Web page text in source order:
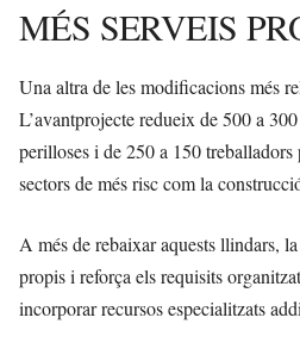
MÉS SERVEIS
Una altra de les modificacions més
L’avantprojecte redueix de 500 a
perilloses i de 250 a 150
sectors de més risc com la
A més de rebaixar aquests llindars,
propis i reforça els requisits
incorporar recursos especialitzats